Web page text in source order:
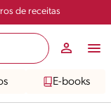
de receitas
E-books
Compartilhar